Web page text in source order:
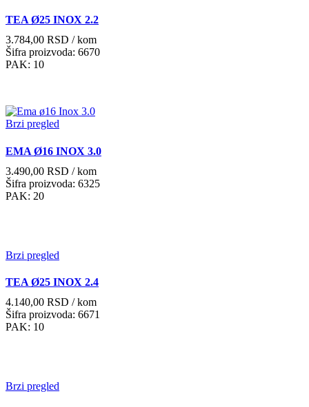
TEA Ø25 INOX 2.2
3.784,00 RSD / kom
Šifra proizvoda: 6670
PAK: 10
Brzi pregled
EMA Ø16 INOX 3.0
3.490,00 RSD / kom
Šifra proizvoda: 6325
PAK: 20
Brzi pregled
TEA Ø25 INOX 2.4
4.140,00 RSD / kom
Šifra proizvoda: 6671
PAK: 10
Brzi pregled